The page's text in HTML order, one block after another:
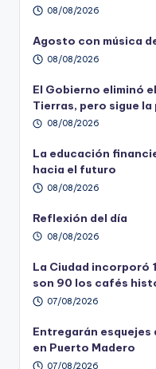
08/08/2026
Agosto con música
08/08/2026
El Gobierno eliminó
Tierras, pero sigue
08/08/2026
La educación
hacia el futuro
08/08/2026
Reflexión del día
08/08/2026
La Ciudad incorporó
son 90 los cafés
07/08/2026
Entregarán esquejes
en Puerto Madero
07/08/2026